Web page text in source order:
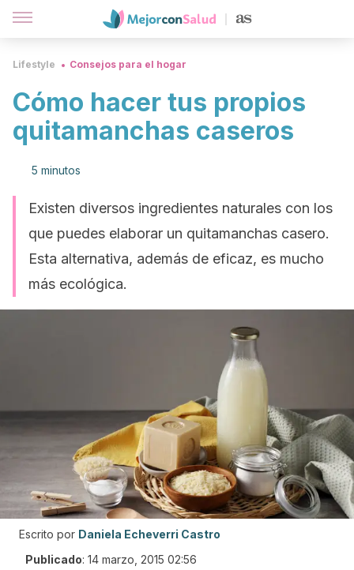
Lifestyle Consejos para el hogar
Cómo hacer tus propios
quitamanchas caseros
5 minutos
Existen diversos ingredientes naturales con los
que puedes elaborar un quitamanchas casero.
Esta alternativa, además de eficaz, es mucho
más ecológica.
Escrito por Daniela Echeverri Castro
Publicado: 14 marzo, 2015 02:56